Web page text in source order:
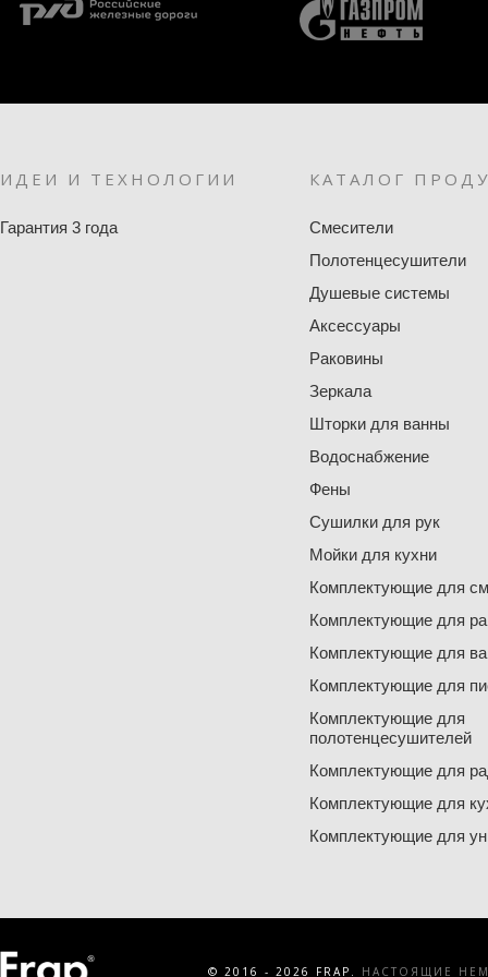
ИДЕИ И ТЕХНОЛОГИИ
Гарантия 3 года
КАТАЛОГ
Смесители
Полотенцесушители
Душевые системы
Аксессуары
Раковины
Зеркала
Шторки для ванны
Водоснабжение
Фены
Сушилки для рук
Мойки для кухни
Комплектующие для
Комплектующие для
Комплектующие для
Комплектующие для
Комплектующие для
полотенцесушителей
Комплектующие для
Комплектующие для
Комплектующие для
© 2016 - 2026 FRAP.
НАСТОЯЩИЕ